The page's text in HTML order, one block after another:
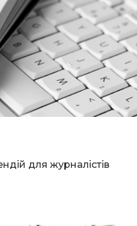
для журналістів